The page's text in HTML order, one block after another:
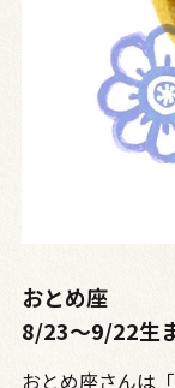
おとめ座
8/23〜9/22生
おとめ座さんは